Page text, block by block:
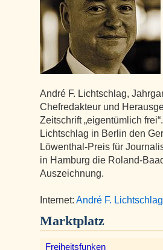
André F. Lichtschlag,
Chefredakteur und
Zeitschrift „eigentümlich
Lichtschlag in Berlin den
Löwenthal-Preis für
in Hamburg die Roland-
Auszeichnung.
Internet: André F. Lichtschlag
Marktplatz
Freiheitsfunken